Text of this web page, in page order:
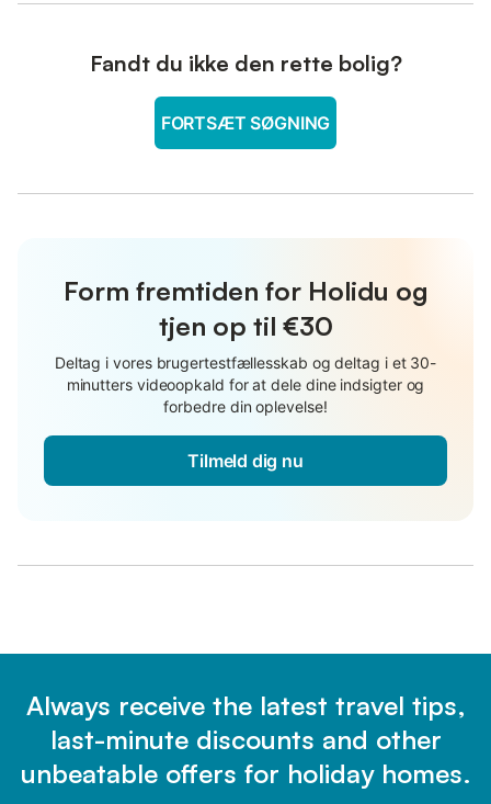
Fandt du ikke den rette bolig?
FORTSÆT SØGNING
Form fremtiden for Holidu og
tjen op til €30
Deltag i vores brugertestfællesskab og deltag i et 30-
minutters videoopkald for at dele dine indsigter og
forbedre din oplevelse!
Tilmeld dig nu
Always receive the latest travel tips,
last-minute discounts and other
unbeatable offers for holiday homes.